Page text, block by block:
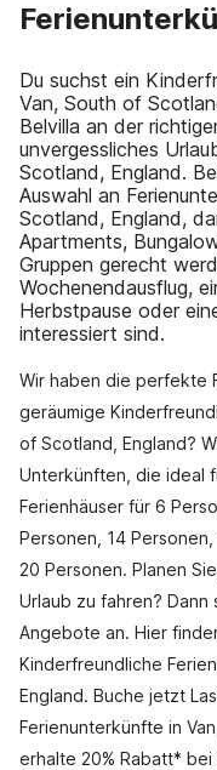
Du suchst ein
Van, South of
Belvilla an der
unvergessliches
Scotland, England.
Auswahl an
Scotland, England,
Apartments,
Gruppen gerecht
Wochenendausflug,
Herbstpause oder
interessiert sind.
Wir haben die perfekte
geräumige
of Scotland, England?
Unterkünften, die ideal
Ferienhäuser für 6
Personen, 14
20 Personen. Planen
Urlaub zu fahren?
Angebote an. Hier
Kinderfreundliche
England. Buche jetzt
Ferienunterkünfte in
erhalte 20% Rabatt*